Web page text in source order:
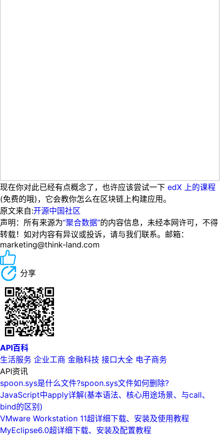
现在你对此已经有点概念了，也许应该尝试一下 edX 上的课程
(免费的哦)，它会教你怎么在区块链上构建应用。
原文来自:开源中国社区
声明：所有来源为“聚合数据”的内容信息，未经本网许可，不得
转载！如对内容有异议或投诉，请与我们联系。邮箱：
marketing@think-land.com
分享
API百科
生活服务 企业工商 金融科技 接口大全 电子商务
API资讯
spoon.sys是什么文件?spoon.sys文件如何删除?
JavaScript中apply详解(基本语法、核心用途场景、与call、
bind的区别)
VMware Workstation 11超详细下载、安装及使用教程
MyEclipse6.0超详细下载、安装及配置教程